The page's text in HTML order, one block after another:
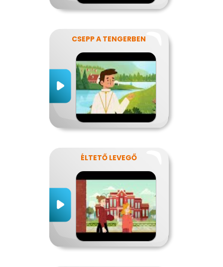
CSEPP A TENGERBEN
ÉLTETŐ LEVEGŐ